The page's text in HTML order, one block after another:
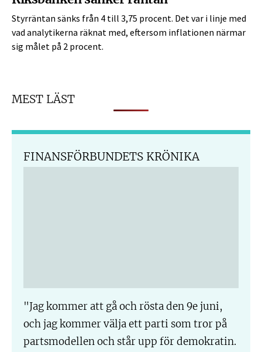
Styrräntan sänks från 4 till 3,75 procent. Det var i linje med
vad analytikerna räknat med, eftersom inflationen närmar
sig målet på 2 procent.
MEST LÄST
FINANSFÖRBUNDETS KRÖNIKA
"Jag kommer att gå och rösta den 9e juni,
och jag kommer välja ett parti som tror på
partsmodellen och står upp för demokratin.